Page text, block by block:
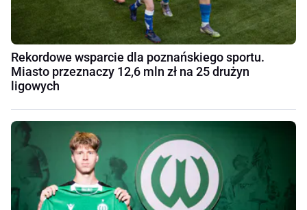
Rekordowe wsparcie dla poznańskiego sportu.
Miasto przeznaczy 12,6 mln zł na 25 drużyn
ligowych